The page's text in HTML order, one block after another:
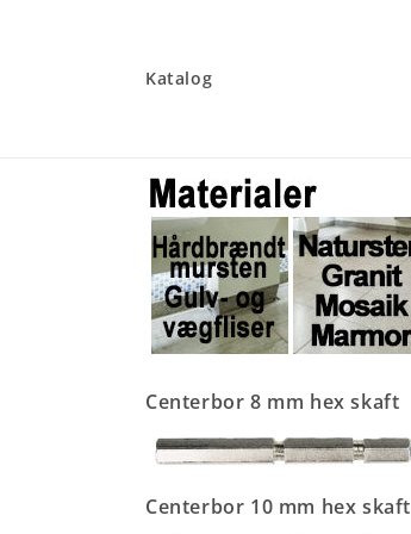
Katalog
Centerbor 8 mm hex skaft
Centerbor 10 mm hex skaft